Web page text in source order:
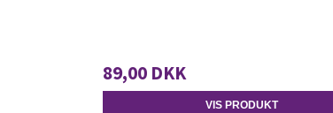
89,00 DKK
VIS PRODUKT